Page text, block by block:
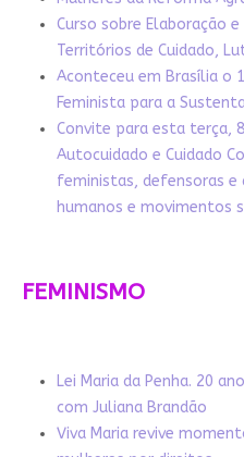
Curso sobre Elaboração
Territórios de Cuidado,
Aconteceu em Brasília o
Feminista para a
Convite para esta terça,
Autocuidado e Cuidado
feministas, defensoras e
humanos e movimentos
FEMINISMO
Lei Maria da Penha. 20
com Juliana Brandão
Viva Maria revive